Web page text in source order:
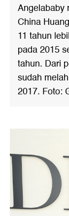
Angelababy
China
11 tahun
pada 2015
tahun. Dari
sudah
2017. Foto: